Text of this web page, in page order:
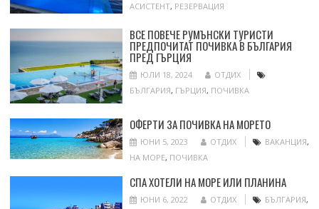
АСИСТЕНТ, РЕЗЕРВАЦИЯ
ВСЕ ПОВЕЧЕ РУМЪНСКИ ТУРИСТИ
ПРЕДПОЧИТАТ ПОЧИВКА В БЪЛГАРИЯ
ПРЕД ГЪРЦИЯ
ЮЛИ 18, 2024
ОТДИХ
БЪЛГАРИЯ, ГЪРЦИЯ, ПОЧИВКА
ОФЕРТИ ЗА ПОЧИВКА НА МОРЕТО
ЮНИ 5, 2023 ОТДИХ ВАКАНЦИЯ,
НА МОРЕ, ПОЧИВКА
СПА ХОТЕЛИ НА МОРЕ ИЛИ ПЛАНИНА
ЮНИ 6, 2022 ОТДИХ БЪЛГАРИЯ,